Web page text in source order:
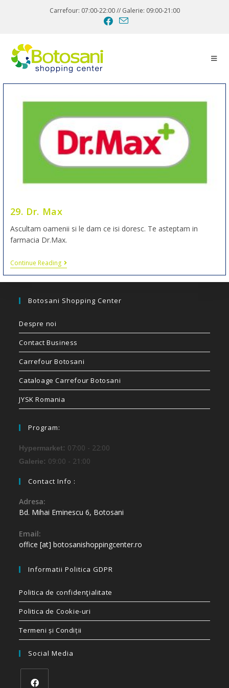
Carrefour: 07:00-22:00 // Galerie: 09:00-21:00
29. Dr. Max
Ascultam oamenii si le dam ce isi doresc. Te asteptam in
farmacia Dr.Max.
Continue Reading
Botosani Shopping Center
Despre noi
Contact Business
Carrefour Botosani
Cataloage Carrefour Botosani
JYSK Romania
Program:
Hypermarket: 07:00 - 22:00
Galerie: 09:00 - 21:00
Contact Info :
Adresa:
Bd. Mihai Eminescu 6, Botosani
Email:
office [at] botosanishoppingcenter.ro
Informatii Politica GDPR
Politica de confidenţialitate
Politica de Cookie-uri
Termeni și Condiții
Social Media